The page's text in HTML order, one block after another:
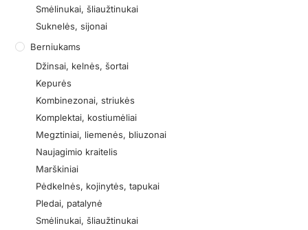
Smėlinukai, šliaužtinukai
Suknelės, sijonai
Berniukams
Džinsai, kelnės, šortai
Kepurės
Kombinezonai, striukės
Komplektai, kostiumėliai
Megztiniai, liemenės, bliuzonai
Naujagimio kraitelis
Marškiniai
Pėdkelnės, kojinytės, tapukai
Pledai, patalynė
Smėlinukai, šliaužtinukai